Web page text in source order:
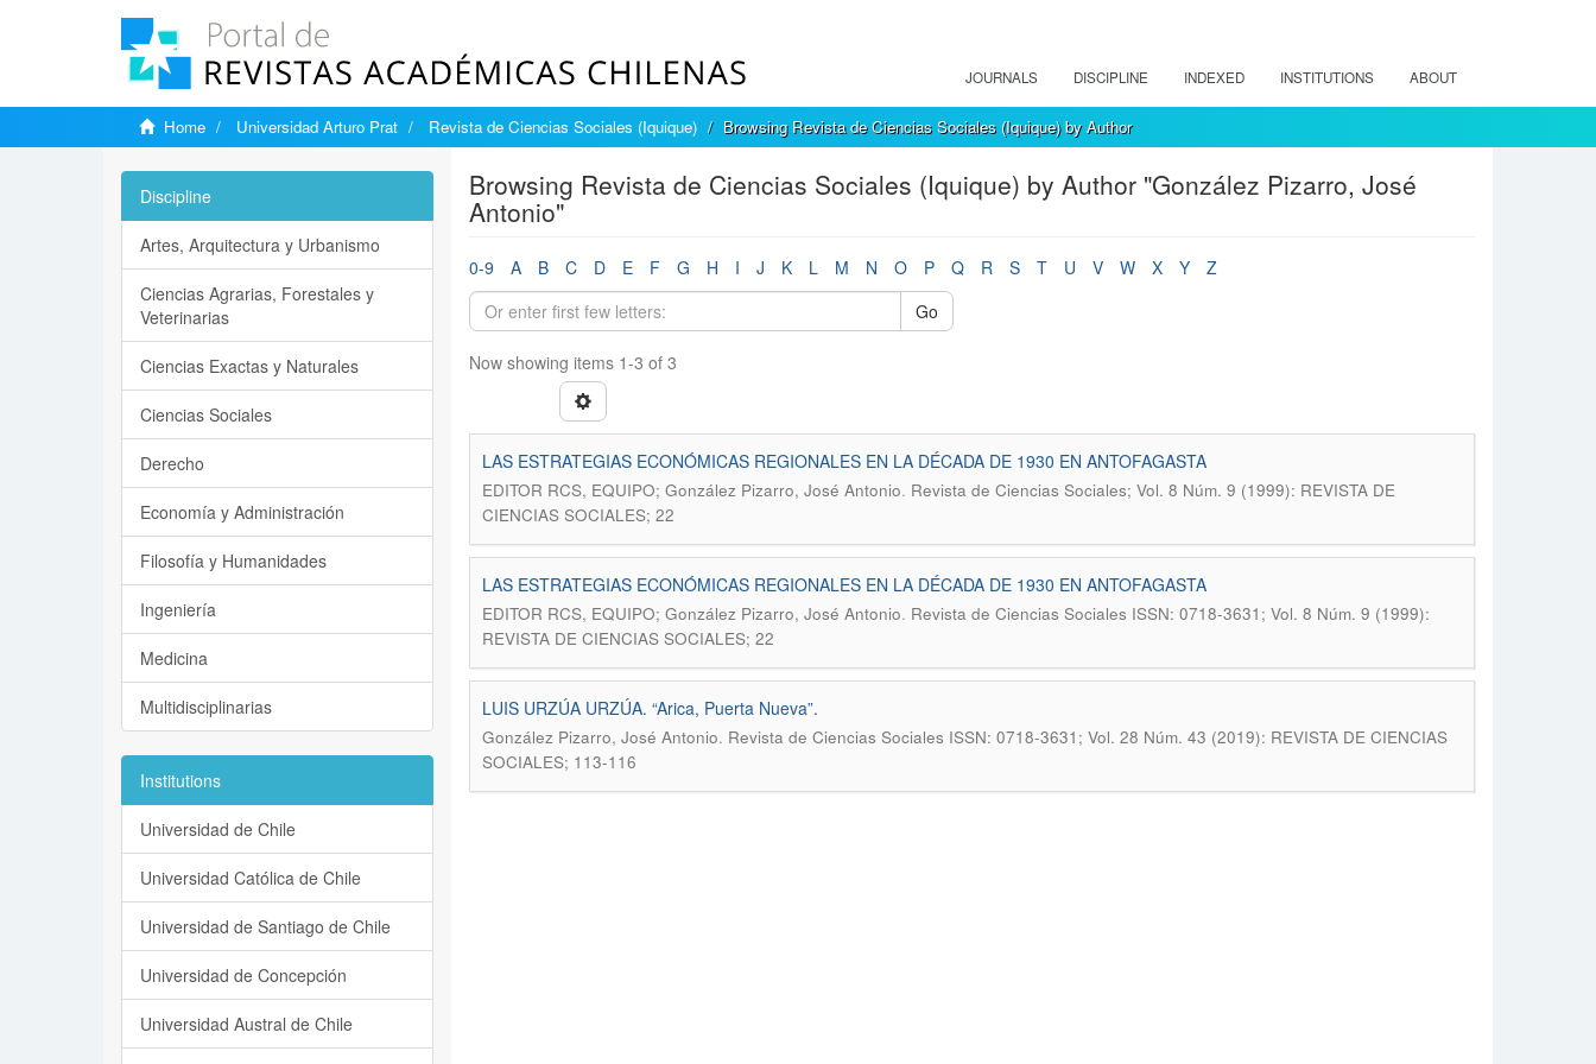
JOURNALS DISCIPLINE INDEXED INSTITUTIONS ABOUT
Home Universidad Arturo Prat Revista de Ciencias Sociales (Iquique) Browsing Revista de Ciencias Sociales (Iquique) by Author
Browsing Revista de Ciencias Sociales (Iquique) by Author "González Pizarro, José
Antonio"
0-9 A B C D E F G H I J K L M N O P Q R S T U V W X Y
Z
Go
Now showing items 1-3 of 3
LAS ESTRATEGIAS ECONÓMICAS REGIONALES EN LA DÉCADA DE 1930 EN ANTOFAGASTA
EDITOR RCS, EQUIPO; González Pizarro, José Antonio. Revista de Ciencias Sociales; Vol. 8 Núm. 9 (1999): REVISTA DE
CIENCIAS SOCIALES; 22
LAS ESTRATEGIAS ECONÓMICAS REGIONALES EN LA DÉCADA DE 1930 EN ANTOFAGASTA
EDITOR RCS, EQUIPO; González Pizarro, José Antonio. Revista de Ciencias Sociales ISSN: 0718-3631; Vol. 8 Núm. 9 (1999):
REVISTA DE CIENCIAS SOCIALES; 22
LUIS URZÚA URZÚA. “Arica, Puerta Nueva”.
González Pizarro, José Antonio. Revista de Ciencias Sociales ISSN: 0718-3631; Vol. 28 Núm. 43 (2019): REVISTA DE CIENCIAS
SOCIALES; 113-116
Discipline
Artes, Arquitectura y Urbanismo
Ciencias Agrarias, Forestales y
Veterinarias
Ciencias Exactas y Naturales
Ciencias Sociales
Derecho
Economía y Administración
Filosofía y Humanidades
Ingeniería
Medicina
Multidisciplinarias
Institutions
Universidad de Chile
Universidad Católica de Chile
Universidad de Santiago de Chile
Universidad de Concepción
Universidad Austral de Chile